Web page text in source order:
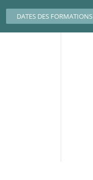
DATES DES FORMATIONS